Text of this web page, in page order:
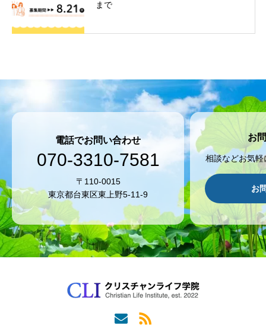
まで
電話でお問い合わせ
070-3310-7581
〒110-0015
東京都台東区東上野5-11-9
お
相談などお気
お